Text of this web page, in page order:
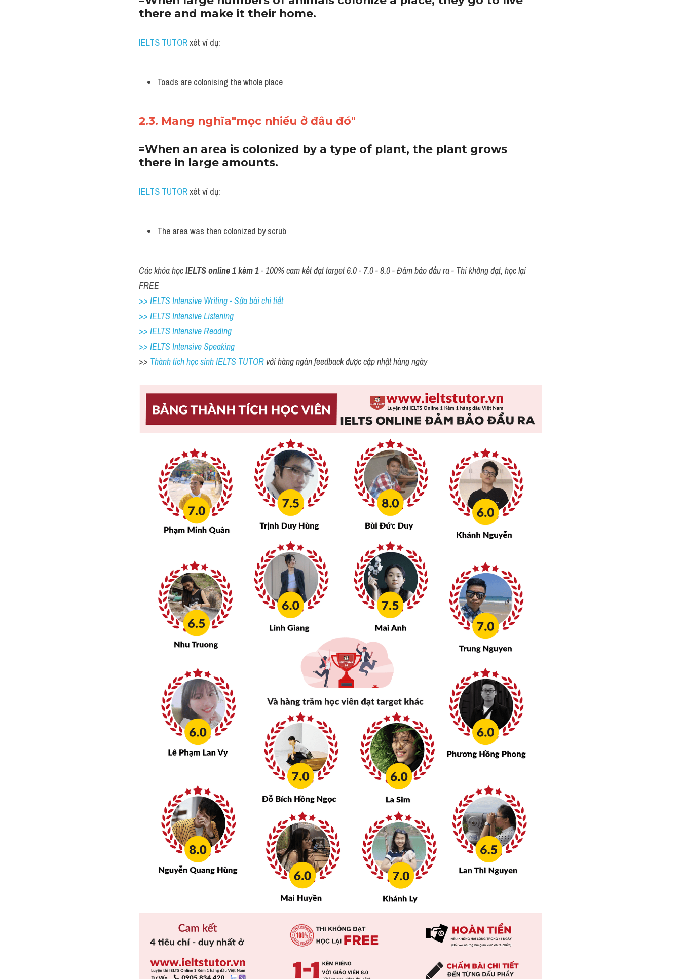
there and make it their home.
IELTS TUTOR xét ví dụ:
Toads are colonising the whole place
2.3. Mang nghĩa"mọc nhiều ở đâu đó"
=When an area is colonized by a type of plant, the plant grows
there in large amounts.
IELTS TUTOR xét ví dụ:
The area was then colonized by scrub
Các khóa học IELTS online 1 kèm 1 - 100% cam kết đạt target 6.0 - 7.0 - 8.0 - Đảm bảo đầu ra - Thi không đạt, học lại
FREE
>> IELTS Intensive Writing - Sửa bài chi tiết
>> IELTS Intensive Listening
>> IELTS Intensive Reading
>> IELTS Intensive Speaking
>> Thành tích học sinh IELTS TUTOR với hàng ngàn feedback được cập nhật hàng ngày